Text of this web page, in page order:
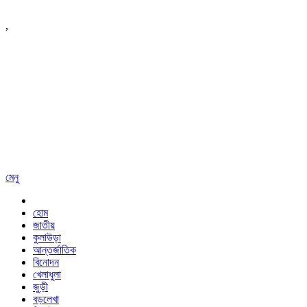
,
মেনু
হোম
জাতীয়
কুলাউড়া
আন্তর্জাতিক
বিনোদন
খেলাধুলা
জুড়ী
বড়লেখা